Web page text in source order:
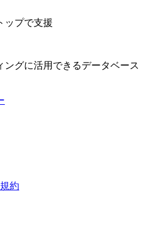
ップで支援
グに活用できるデータベース
約